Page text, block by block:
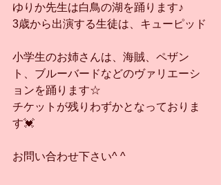
ゆりか先生は白鳥の湖を踊ります♪
3歳から出演する生徒は、キューピッド
小学生のお姉さんは、海賊、ペザン
ト、ブルーバードなどのヴァリエーシ
ョンを踊ります☆
チケットが残りわずかとなっておりま
す💓
お問い合わせ下さい^ ^